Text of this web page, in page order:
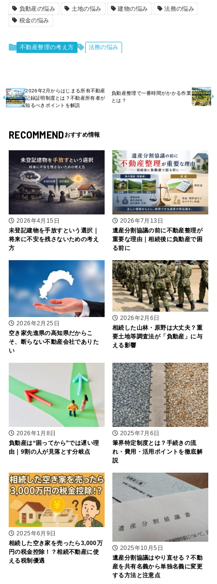
負動産の悩み 土地の悩み 建物の悩み
法務の悩み
税金の悩み
不動産整理の考え方 法務の悩み
2026年2月からはじまる所有不動産
記録証明制度とは？不動産所有者が
知るべきポイントを解説
負動産整理で一番時間がかかる作業
とは？
RECOMMEND
2026年4月15日
未登記建物を手放すという選択｜
将来に不安を残さないための考え
方
2026年7月13日
遺産分割協議の前に不動産整理が
重要な理由｜相続後に負動産で困
る前に
2026年2月25日
空き家先進県の高知県だからこ
そ、断らない不動産会社でありた
い
2026年2月6日
相続した山林・原野は大丈夫？重
要土地等調査法が「負動産」に与
える影響
2026年1月8日
負動産は“困ってから”では遅い理
由｜9割の人が見落とす分岐点
2025年7月6日
筆界特定制度とは？手続きの流
れ・費用・活用ポイントを徹底解
説
2025年6月9日
相続した空き家を売ったら3,000万
円の税金控除！？相続不動産に使
える税制優遇
2025年10月5日
遺産分割協議はやり直せる？不動
産を共有名義から単独名義に変更
する方法と注意点